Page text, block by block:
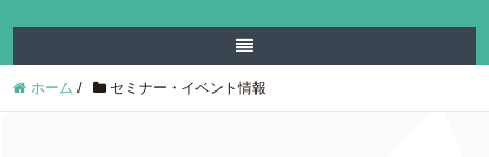
ホーム / セミナー・イベント情報